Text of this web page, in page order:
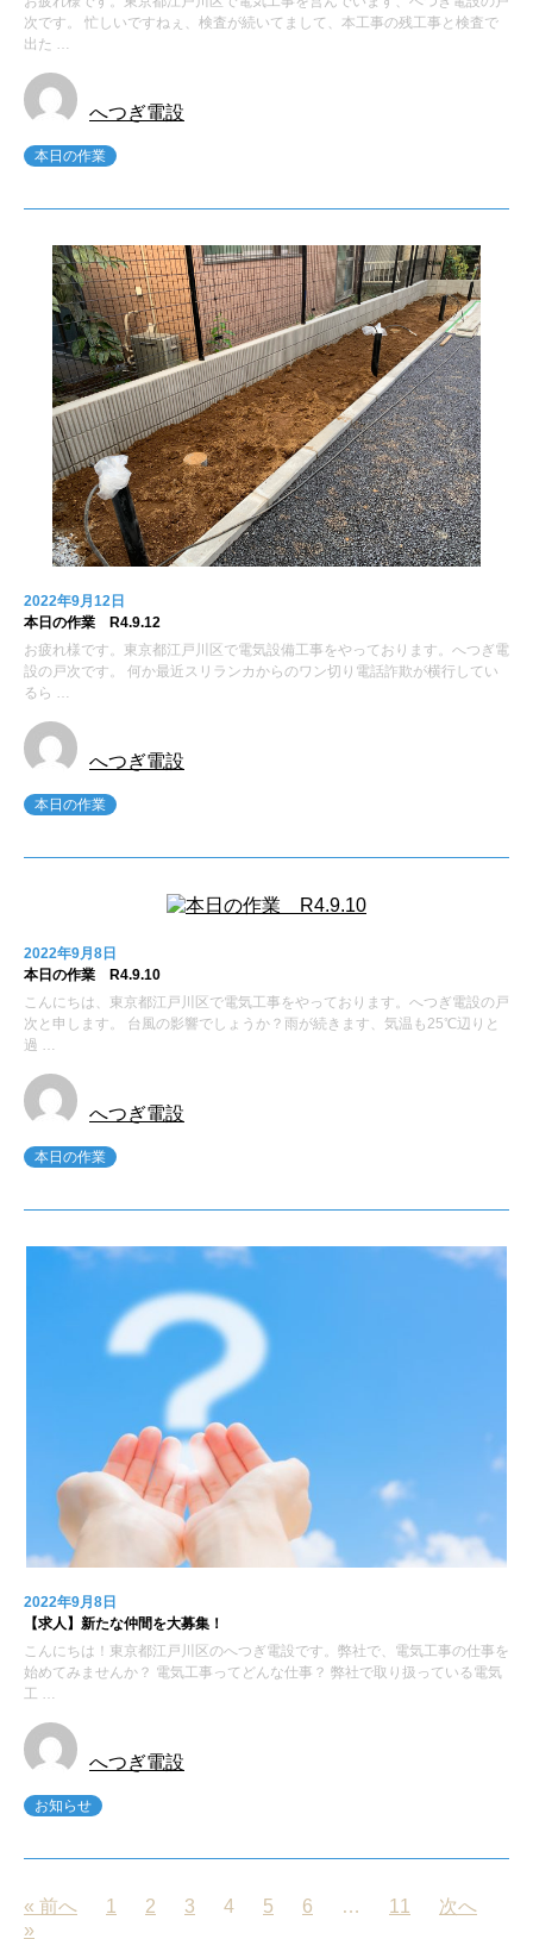
次です。 忙しいですねぇ、検査が続いてまして、本工事の残工事と検査で
出た …
へつぎ電設
本日の作業
2022年9月12日
本日の作業 R4.9.12
お疲れ様です。東京都江戸川区で電気設備工事をやっております。へつぎ電
設の戸次です。 何か最近スリランカからのワン切り電話詐欺が横行してい
るら …
へつぎ電設
本日の作業
2022年9月8日
本日の作業 R4.9.10
こんにちは、東京都江戸川区で電気工事をやっております。へつぎ電設の戸
次と申します。 台風の影響でしょうか？雨が続きます、気温も25℃辺りと
過 …
へつぎ電設
本日の作業
2022年9月8日
【求人】新たな仲間を大募集！
こんにちは！東京都江戸川区のへつぎ電設です。弊社で、電気工事の仕事を
始めてみませんか？ 電気工事ってどんな仕事？ 弊社で取り扱っている電気
工 …
へつぎ電設
お知らせ
« 前へ 1 2 3 4 5 6 … 11
次へ
»